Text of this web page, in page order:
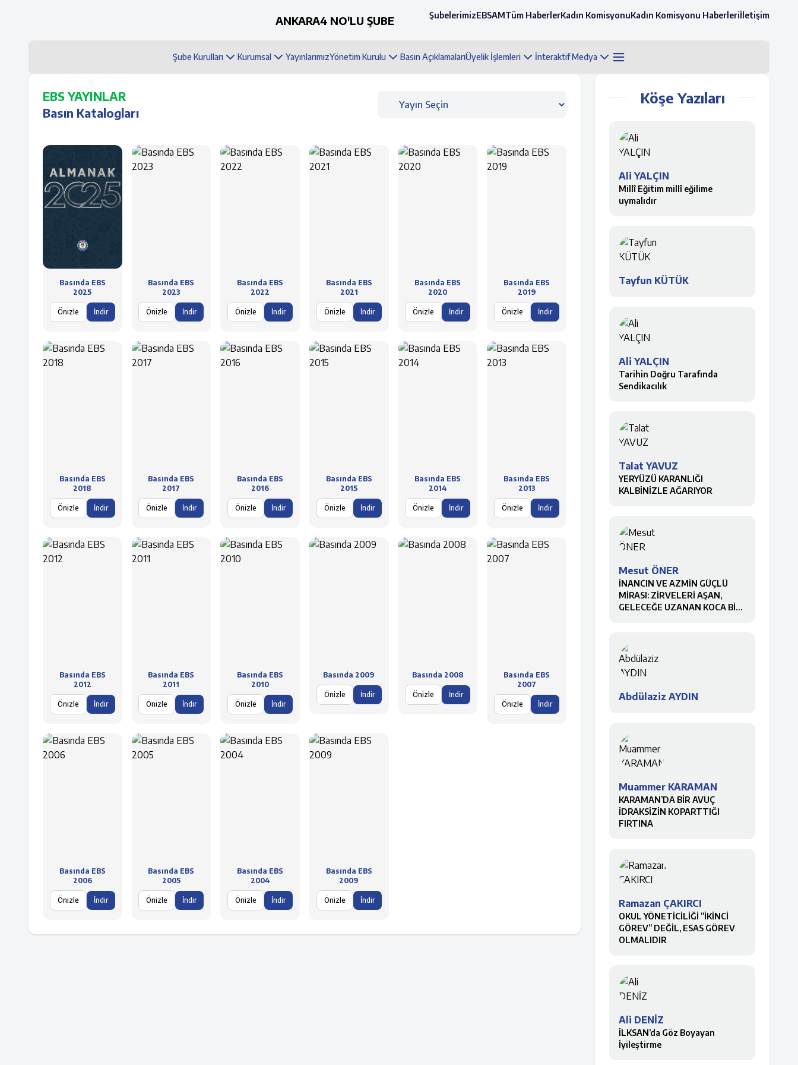
ANKARA4 NO'LU ŞUBE ŞubelerimizEBSAMTüm HaberlerKadın KomisyonuKadın Komisyonu Haberleriİletişim
Şube Kurulları Kurumsal YayınlarımızYönetim Kurulu Basın AçıklamalarıÜyelik İşlemleri İnteraktif Medya
EBS YAYINLAR
Basın Katalogları
Basında EBS
2025
Önizle İndir
Basında EBS
2023
Önizle İndir
Basında EBS
2022
Önizle İndir
Basında EBS
2021
Önizle İndir
Basında EBS
2020
Önizle İndir
Basında EBS
2019
Önizle İndir
Basında EBS
2018
Önizle İndir
Basında EBS
2017
Önizle İndir
Basında EBS
2016
Önizle İndir
Basında EBS
2015
Önizle İndir
Basında EBS
2014
Önizle İndir
Basında EBS
2013
Önizle İndir
Basında EBS
2012
Önizle İndir
Basında EBS
2011
Önizle İndir
Basında EBS
2010
Önizle İndir
Basında 2009
Önizle İndir
Basında 2008
Önizle İndir
Basında EBS
2007
Önizle İndir
Basında EBS
2006
Önizle İndir
Basında EBS
2005
Önizle İndir
Basında EBS
2004
Önizle İndir
Basında EBS
2009
Önizle İndir
Köşe Yazıları
Ali YALÇIN
Millî Eğitim millî eğilime
uymalıdır
Tayfun KÜTÜK
Ali YALÇIN
Tarihin Doğru Tarafında
Sendikacılık
Talat YAVUZ
YERYÜZÜ KARANLIĞI
KALBİNİZLE AĞARIYOR
Mesut ÖNER
İNANCIN VE AZMİN GÜÇLÜ
MİRASI: ZİRVELERİ AŞAN,
GELECEĞE UZANAN KOCA BİR
Abdülaziz AYDIN
Muammer KARAMAN
KARAMAN’DA BİR AVUÇ
İDRAKSİZİN KOPARTTIĞI
FIRTINA
Ramazan ÇAKIRCI
OKUL YÖNETİCİLİĞİ “İKİNCİ
GÖREV” DEĞİL, ESAS GÖREV
OLMALIDIR
Ali DENİZ
İLKSAN’da Göz Boyayan
İyileştirme